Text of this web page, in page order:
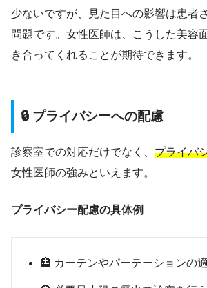
少ないですが、見た目への影響は患者
問題です。女性医師は、こうした美容
き合ってくれることが期待できます。
🔒 プライバシーへの配慮
診察室での対応だけでなく、 プライバ
女性医師の強みといえます。
プライバシー配慮の具体例
🏥 カーテンやパーテーションの